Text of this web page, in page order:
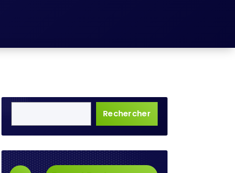
Rechercher